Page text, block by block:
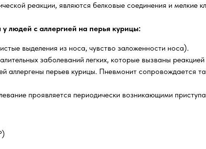
реакции, являются белковые соединения и мелкие
людей с аллергией на перья курицы:
выделения из носа, чувство заложенности носа).
заболеваний легких, которые вызваны
аллергены перьев курицы. Пневмонит сопровождается
проявляется периодически возникающими